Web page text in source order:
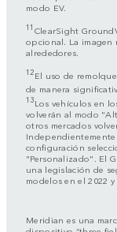
modo EV.
11 ClearSight
opcional. La imagen
alrededores.
12El uso de
de manera
13Los vehículos en
volverán al modo
otros mercados
configuración
"Personalizado". El
una legislación de
modelos en el 2022
Meridian es una